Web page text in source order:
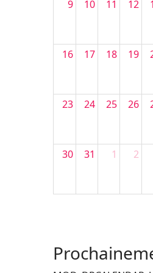
9 10 11 12
16 17 18 19
23 24 25 26
30 31 1 2